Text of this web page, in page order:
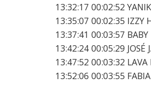
13:32:17 00:02:52
13:35:07 00:02:35 IZZY
13:37:41 00:03:57 BABY
13:42:24 00:05:29 JOSÉ
13:47:52 00:03:32 LAVA
13:52:06 00:03:55